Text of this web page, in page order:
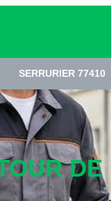
77410 •